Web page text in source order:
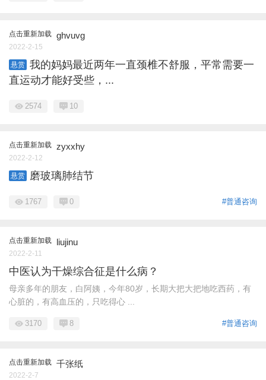
点击重新加载 ghvuvg
2022-2-15
悬赏 我的妈妈最近两年一直颈椎不舒服，平常需要一
直运动才能好受些，...
2574 10
点击重新加载 zyxxhy
2022-2-12
悬赏 磨玻璃肺结节
#普通咨询
1767 0
点击重新加载 liujinu
2022-2-11
中医认为干燥综合征是什么病？
母亲多年的朋友，白阿姨，今年80岁，长期大把大把地吃西药，有
心脏的，有高血压的，只吃得心 ...
#普通咨询
3170 8
点击重新加载 千张纸
2022-2-7